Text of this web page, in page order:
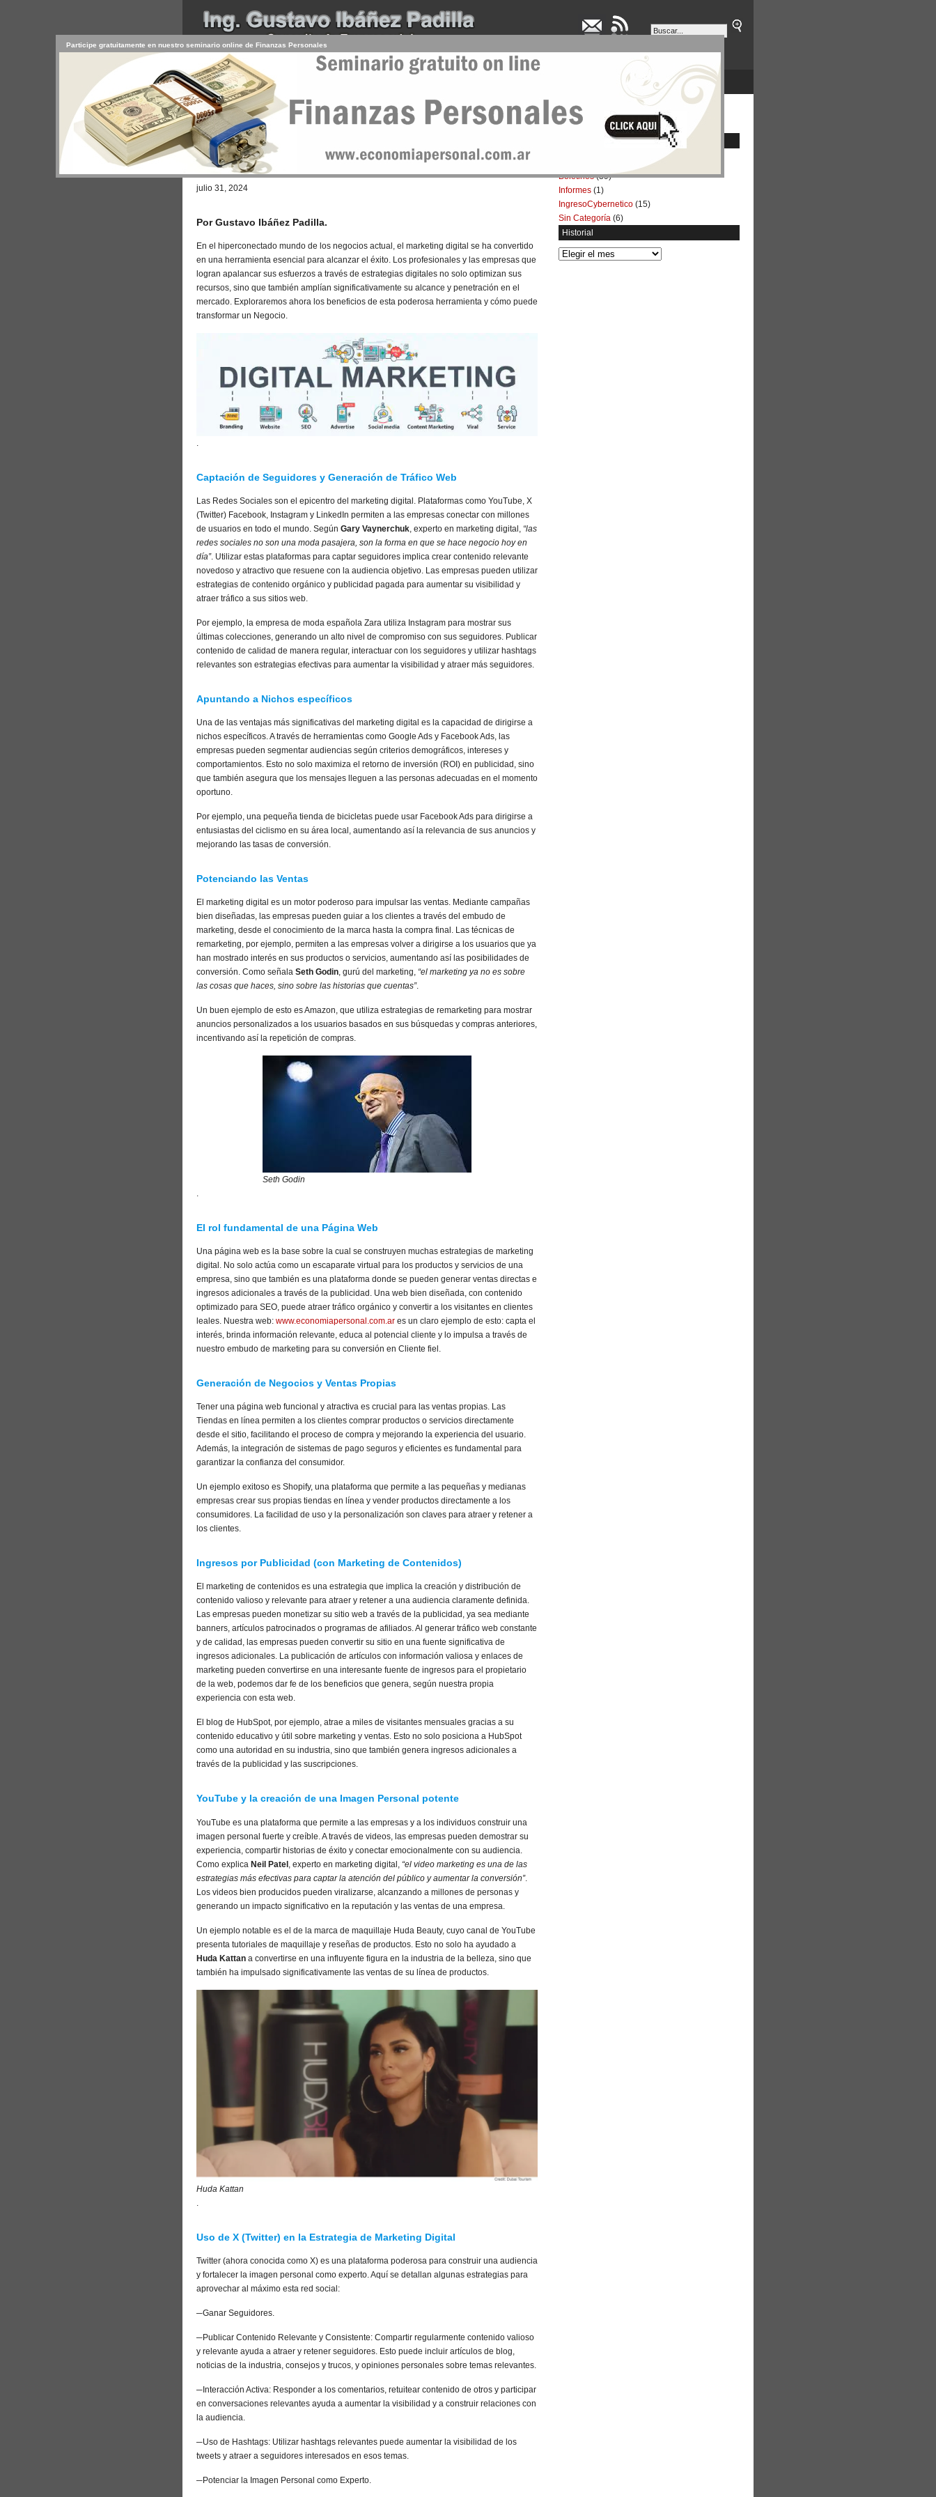
INICIO SERVICIOS BOLETINES NEGOCIOS
CONTACTO USUARIO
Browse >Home/
El Poder del Marketing Digital en los Negocios
julio 31, 2024
Por Gustavo Ibáñez Padilla.
En el hiperconectado mundo de los negocios actual, el marketing digital se ha convertido
en una herramienta esencial para alcanzar el éxito. Los profesionales y las empresas que
logran apalancar sus esfuerzos a través de estrategias digitales no solo optimizan sus
recursos, sino que también amplían significativamente su alcance y penetración en el
mercado. Exploraremos ahora los beneficios de esta poderosa herramienta y cómo puede
transformar un Negocio.
.
Captación de Seguidores y Generación de Tráfico Web
Las Redes Sociales son el epicentro del marketing digital. Plataformas como YouTube, X
(Twitter) Facebook, Instagram y LinkedIn permiten a las empresas conectar con millones
de usuarios en todo el mundo. Según Gary Vaynerchuk, experto en marketing digital, “las
redes sociales no son una moda pasajera, son la forma en que se hace negocio hoy en
día”. Utilizar estas plataformas para captar seguidores implica crear contenido relevante
novedoso y atractivo que resuene con la audiencia objetivo. Las empresas pueden utilizar
estrategias de contenido orgánico y publicidad pagada para aumentar su visibilidad y
atraer tráfico a sus sitios web.
Por ejemplo, la empresa de moda española Zara utiliza Instagram para mostrar sus
últimas colecciones, generando un alto nivel de compromiso con sus seguidores. Publicar
contenido de calidad de manera regular, interactuar con los seguidores y utilizar hashtags
relevantes son estrategias efectivas para aumentar la visibilidad y atraer más seguidores.
Apuntando a Nichos específicos
Una de las ventajas más significativas del marketing digital es la capacidad de dirigirse a
nichos específicos. A través de herramientas como Google Ads y Facebook Ads, las
empresas pueden segmentar audiencias según criterios demográficos, intereses y
comportamientos. Esto no solo maximiza el retorno de inversión (ROI) en publicidad, sino
que también asegura que los mensajes lleguen a las personas adecuadas en el momento
oportuno.
Por ejemplo, una pequeña tienda de bicicletas puede usar Facebook Ads para dirigirse a
entusiastas del ciclismo en su área local, aumentando así la relevancia de sus anuncios y
mejorando las tasas de conversión.
Potenciando las Ventas
El marketing digital es un motor poderoso para impulsar las ventas. Mediante campañas
bien diseñadas, las empresas pueden guiar a los clientes a través del embudo de
marketing, desde el conocimiento de la marca hasta la compra final. Las técnicas de
remarketing, por ejemplo, permiten a las empresas volver a dirigirse a los usuarios que ya
han mostrado interés en sus productos o servicios, aumentando así las posibilidades de
conversión. Como señala Seth Godin, gurú del marketing, “el marketing ya no es sobre
las cosas que haces, sino sobre las historias que cuentas”.
Un buen ejemplo de esto es Amazon, que utiliza estrategias de remarketing para mostrar
anuncios personalizados a los usuarios basados en sus búsquedas y compras anteriores,
incentivando así la repetición de compras.
Seth Godin
.
El rol fundamental de una Página Web
Una página web es la base sobre la cual se construyen muchas estrategias de marketing
digital. No solo actúa como un escaparate virtual para los productos y servicios de una
empresa, sino que también es una plataforma donde se pueden generar ventas directas e
ingresos adicionales a través de la publicidad. Una web bien diseñada, con contenido
optimizado para SEO, puede atraer tráfico orgánico y convertir a los visitantes en clientes
leales. Nuestra web: www.economiapersonal.com.ar es un claro ejemplo de esto: capta el
interés, brinda información relevante, educa al potencial cliente y lo impulsa a través de
nuestro embudo de marketing para su conversión en Cliente fiel.
Generación de Negocios y Ventas Propias
Tener una página web funcional y atractiva es crucial para las ventas propias. Las
Tiendas en línea permiten a los clientes comprar productos o servicios directamente
desde el sitio, facilitando el proceso de compra y mejorando la experiencia del usuario.
Además, la integración de sistemas de pago seguros y eficientes es fundamental para
garantizar la confianza del consumidor.
Un ejemplo exitoso es Shopify, una plataforma que permite a las pequeñas y medianas
empresas crear sus propias tiendas en línea y vender productos directamente a los
consumidores. La facilidad de uso y la personalización son claves para atraer y retener a
los clientes.
Ingresos por Publicidad (con Marketing de Contenidos)
El marketing de contenidos es una estrategia que implica la creación y distribución de
contenido valioso y relevante para atraer y retener a una audiencia claramente definida.
Las empresas pueden monetizar su sitio web a través de la publicidad, ya sea mediante
banners, artículos patrocinados o programas de afiliados. Al generar tráfico web constante
y de calidad, las empresas pueden convertir su sitio en una fuente significativa de
ingresos adicionales. La publicación de artículos con información valiosa y enlaces de
marketing pueden convertirse en una interesante fuente de ingresos para el propietario
de la web, podemos dar fe de los beneficios que genera, según nuestra propia
experiencia con esta web.
El blog de HubSpot, por ejemplo, atrae a miles de visitantes mensuales gracias a su
contenido educativo y útil sobre marketing y ventas. Esto no solo posiciona a HubSpot
como una autoridad en su industria, sino que también genera ingresos adicionales a
través de la publicidad y las suscripciones.
YouTube y la creación de una Imagen Personal potente
YouTube es una plataforma que permite a las empresas y a los individuos construir una
imagen personal fuerte y creíble. A través de videos, las empresas pueden demostrar su
experiencia, compartir historias de éxito y conectar emocionalmente con su audiencia.
Como explica Neil Patel , experto en marketing digital, “el video marketing es una de las
estrategias más efectivas para captar la atención del público y aumentar la conversión”.
Los videos bien producidos pueden viralizarse, alcanzando a millones de personas y
generando un impacto significativo en la reputación y las ventas de una empresa.
Un ejemplo notable es el de la marca de maquillaje Huda Beauty, cuyo canal de YouTube
presenta tutoriales de maquillaje y reseñas de productos. Esto no solo ha ayudado a
Huda Kattan a convertirse en una influyente figura en la industria de la belleza, sino que
también ha impulsado significativamente las ventas de su línea de productos.
Huda Kattan
Uso de X (Twitter) en la Estrategia de Marketing Digital
Twitter (ahora conocida como X) es una plataforma poderosa para construir una audiencia
y fortalecer la imagen personal como experto. Aquí se detallan algunas estrategias para
aprovechar al máximo esta red social:
─Ganar Seguidores.
─Publicar Contenido Relevante y Consistente: Compartir regularmente contenido valioso
y relevante ayuda a atraer y retener seguidores. Esto puede incluir artículos de blog,
noticias de la industria, consejos y trucos, y opiniones personales sobre temas relevantes.
─Interacción Activa: Responder a los comentarios, retuitear contenido de otros y participar
en conversaciones relevantes ayuda a aumentar la visibilidad y a construir relaciones con
la audiencia.
─Uso de Hashtags: Utilizar hashtags relevantes puede aumentar la visibilidad de los
tweets y atraer a seguidores interesados en esos temas.
─Potenciar la Imagen Personal como Experto.
Participe gratuitamente en nuestro seminario online de Finanzas Personales
Boletines(39)
Informes (1)
IngresoCybernetico (15)
Sin Categoría (6)
Historial
Historial